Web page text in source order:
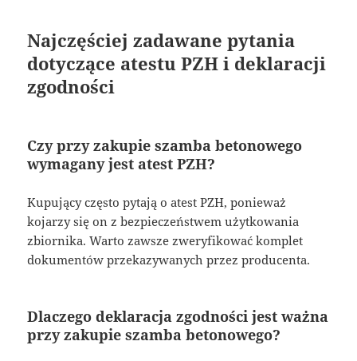
Najczęściej zadawane pytania
dotyczące atestu PZH i deklaracji
zgodności
Czy przy zakupie szamba betonowego
wymagany jest atest PZH?
Kupujący często pytają o atest PZH, ponieważ
kojarzy się on z bezpieczeństwem użytkowania
zbiornika. Warto zawsze zweryfikować komplet
dokumentów przekazywanych przez producenta.
Dlaczego deklaracja zgodności jest ważna
przy zakupie szamba betonowego?